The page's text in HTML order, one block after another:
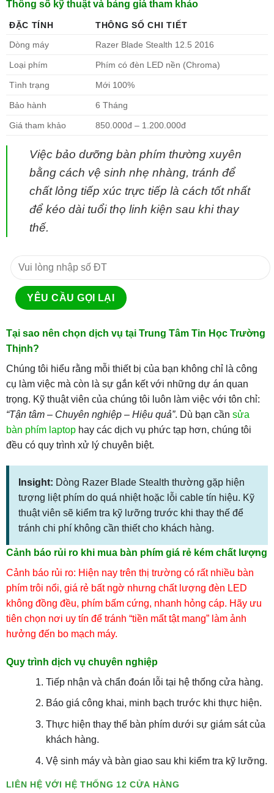
Thông số kỹ thuật và bảng giá tham khảo
ĐẶC TÍNH
THÔNG SỐ CHI TIẾT
Dòng máy
Razer Blade Stealth 12.5 2016
Loại phím Phím có đèn LED nền (Chroma)
Tình trạng Mới 100%
Bảo hành 6 Tháng
Giá tham khảo 850.000đ – 1.200.000đ
Việc bảo dưỡng bàn phím thường xuyên
bằng cách vệ sinh nhẹ nhàng, tránh để
chất lỏng tiếp xúc trực tiếp là cách tốt nhất
để kéo dài tuổi thọ linh kiện sau khi thay
thế.
Tại sao nên chọn dịch vụ tại Trung Tâm Tin Học Trường
Thịnh?
Chúng tôi hiểu rằng mỗi thiết bị của bạn không chỉ là công
cụ làm việc mà còn là sự gắn kết với những dự án quan
trọng. Kỹ thuật viên của chúng tôi luôn làm việc với tôn chỉ:
“Tận tâm – Chuyên nghiệp – Hiệu quả”. Dù bạn cần sửa
bàn phím laptophay các dịch vụ phức tạp hơn, chúng tôi
đều có quy trình xử lý chuyên biệt.
Insight: Dòng Razer Blade Stealth thường gặp hiện
tượng liệt phím do quá nhiệt hoặc lỗi cable tín hiệu. Kỹ
thuật viên sẽ kiểm tra kỹ lưỡng trước khi thay thế để
tránh chi phí không cần thiết cho khách hàng.
Cảnh báo rủi ro khi mua bàn phím giá rẻ kém chất lượng
Cảnh báo rủi ro: Hiện nay trên thị trường có rất nhiều bàn
phím trôi nổi, giá rẻ bất ngờ nhưng chất lượng đèn LED
không đồng đều, phím bấm cứng, nhanh hỏng cáp. Hãy ưu
tiên chọn nơi uy tín để tránh “tiền mất tật mang” làm ảnh
hưởng đến bo mạch máy.
Quy trình dịch vụ chuyên nghiệp
Tiếp nhận và chẩn đoán lỗi tại hệ thống cửa hàng.
Báo giá công khai, minh bạch trước khi thực hiện.
Thực hiện thay thế bàn phím dưới sự giám sát của
khách hàng.
Vệ sinh máy và bàn giao sau khi kiểm tra kỹ lưỡng.
LIÊN HỆ VỚI HỆ THỐNG 12 CỬA HÀNG